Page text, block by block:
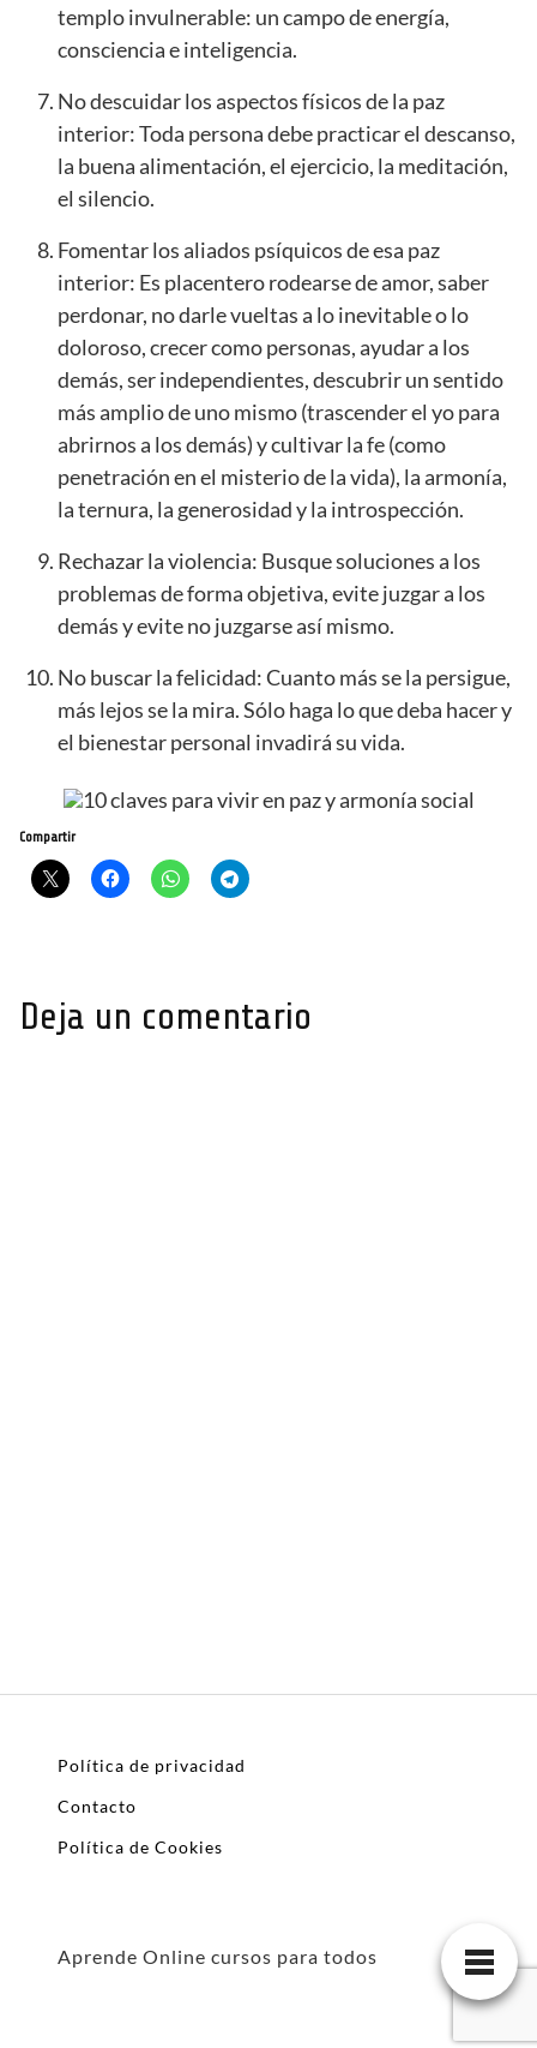
templo invulnerable: un campo de energía,
consciencia e inteligencia.
No descuidar los aspectos físicos de la paz
interior: Toda persona debe practicar el descanso,
la buena alimentación, el ejercicio, la meditación,
el silencio.
Fomentar los aliados psíquicos de esa paz
interior: Es placentero rodearse de amor, saber
perdonar, no darle vueltas a lo inevitable o lo
doloroso, crecer como personas, ayudar a los
demás, ser independientes, descubrir un sentido
más amplio de uno mismo (trascender el yo para
abrirnos a los demás) y cultivar la fe (como
penetración en el misterio de la vida), la armonía,
la ternura, la generosidad y la introspección.
Rechazar la violencia: Busque soluciones a los
problemas de forma objetiva, evite juzgar a los
demás y evite no juzgarse así mismo.
No buscar la felicidad: Cuanto más se la persigue,
más lejos se la mira. Sólo haga lo que deba hacer y
el bienestar personal invadirá su vida.
Compartir
Deja un comentario
Política de privacidad
Contacto
Política de Cookies
Aprende Online cursos para todos